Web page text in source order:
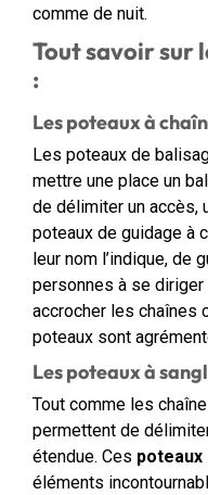
comme de nuit.
Tout savoir sur
:
Les poteaux à
Les poteaux de
mettre une place un
de délimiter un accès,
poteaux de guidage à
leur nom l’indique, de
personnes à se
accrocher les chaînes
poteaux sont
Les poteaux à
Tout comme les
permettent de
étendue. Ces poteaux
éléments